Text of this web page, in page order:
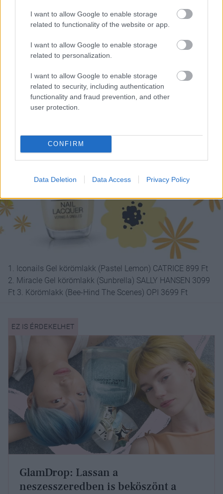
I want to allow Google to enable storage
related to functionality of the website or app.
I want to allow Google to enable storage
related to personalization.
I want to allow Google to enable storage
related to security, including authentication
functionality and fraud prevention, and other
user protection.
CONFIRM
Data Deletion Data Access Privacy Policy
1. Iconails Gel körömlakk (Pastel Lemon) CATRICE 899 Ft
2. Miracle Gel körömlakk (Sunbrella) SALLY HANSEN 3099
Ft 3. Körömlakk (Bee-Hind The Scenes) OPI 3699 Ft
GlamDrop: Lassan a
neszesszeredben is beköszönt a